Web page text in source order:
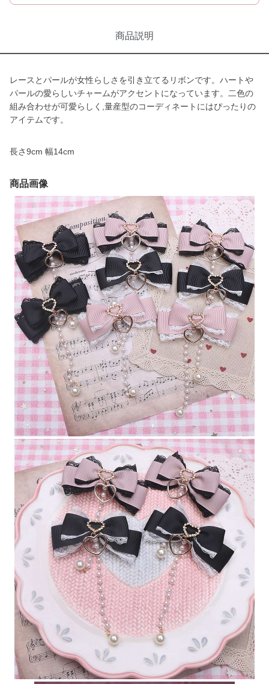
商品説明
レースとパールが女性らしさを引き立てるリボンです。ハートや
パールの愛らしいチャームがアクセントになっています。二色の
組み合わせが可愛らしく,量産型のコーディネートにはぴったりの
アイテムです。
長さ9cm 幅14cm
商品画像